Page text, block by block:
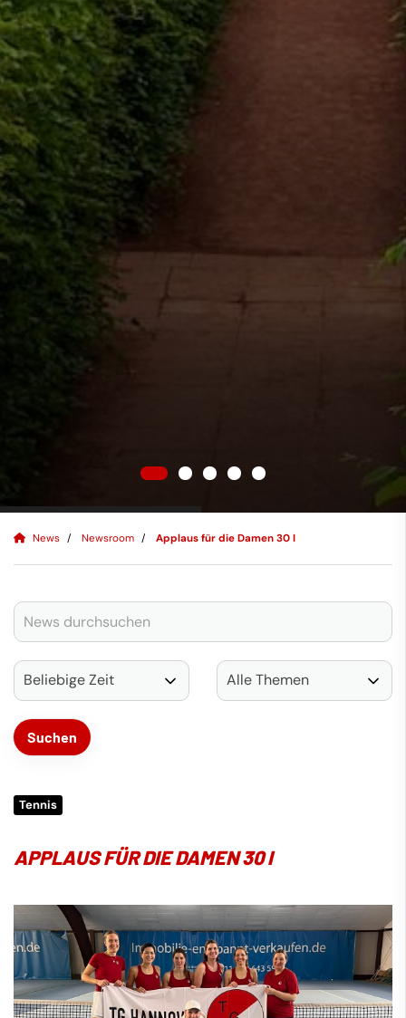
News Newsroom Applaus für die Damen 30 I
Tennis
APPLAUS FÜR DIE DAMEN 30 I